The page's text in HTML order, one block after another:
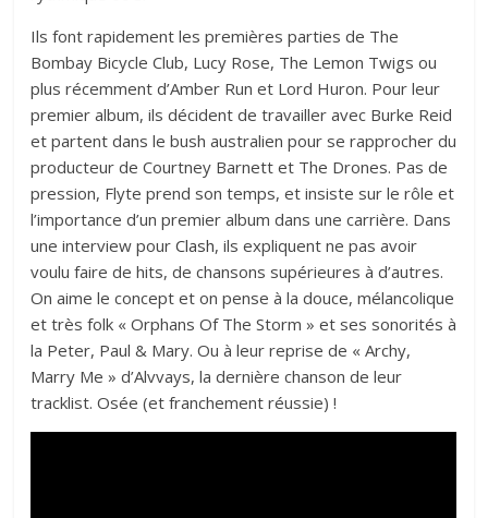
Ils font rapidement les premières parties de The
Bombay Bicycle Club, Lucy Rose, The Lemon Twigs ou
plus récemment d’Amber Run et Lord Huron. Pour leur
premier album, ils décident de travailler avec Burke Reid
et partent dans le bush australien pour se rapprocher du
producteur de Courtney Barnett et The Drones. Pas de
pression, Flyte prend son temps, et insiste sur le rôle et
l’importance d’un premier album dans une carrière. Dans
une interview pourClash, ils expliquent ne pas avoir
voulu faire de hits, de chansons supérieures à d’autres.
On aime le concept et on pense à la douce, mélancolique
et très folk « Orphans Of The Storm » et ses sonorités à
la Peter, Paul & Mary. Ou à leur reprise de « Archy,
Marry Me » d’Alvvays, la dernière chanson de leur
tracklist. Osée (et franchement réussie) !